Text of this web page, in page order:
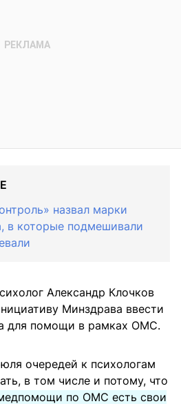
назвал марки
в которые подмешивали
Александр Клочков
Минздрава ввести
для помощи в рамках ОМС.
очередей к психологам
в том числе и потому, что
по ОМС есть свои